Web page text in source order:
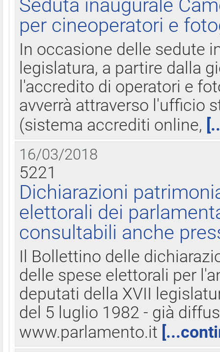
Seduta inaugurale
per cineoperatori e
In occasione delle sedute
legislatura, a partire dalla
l'accredito di operatori e
avverrà attraverso l'ufficio
(sistema accrediti online,
16/03/2018
5221
Dichiarazioni
elettorali dei
consultabili anche
Il Bollettino delle
delle spese elettorali per
deputati della XVII
del 5 luglio 1982 - già
www.parlamento.it